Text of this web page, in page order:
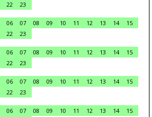
22
23
06 07 08 09 10 11 12 13 14
15
22
23
06 07 08 09 10 11 12 13 14
15
22
23
06 07 08 09 10 11 12 13 14
15
22
23
06 07 08 09 10 11 12 13 14
15